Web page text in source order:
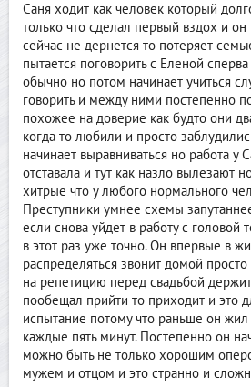
Саня ходит как человек который
только что сделал первый вздох и
сейчас не дернется то потеряет
пытается поговорить с Еленой
обычно но потом начинает учиться
говорить и между ними постепенно
похожее на доверие как будто они
когда то любили и просто
начинает выравниваться но работа у
отставала и тут как назло вылезают
хитрые что у любого нормального
Преступники умнее схемы
если снова уйдет в работу с головой
в этот раз уже точно. Он впервые в
распределяться звонит домой
на репетицию перед свадьбой
пообещал прийти то приходит и это
испытание потому что раньше он жил
каждые пять минут. Постепенно он
можно быть не только хорошим
мужем и отцом и это странно и